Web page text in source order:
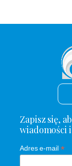
Zapisz się,
wiadomości
Adres e-mail *